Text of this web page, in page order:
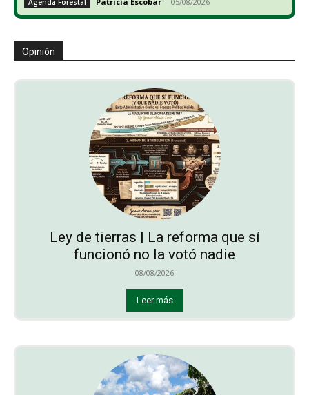
Agenda Forestal
Opinión
Ley de tierras | La reforma que sí
funcionó no la votó nadie
08/08/2026
Leer más